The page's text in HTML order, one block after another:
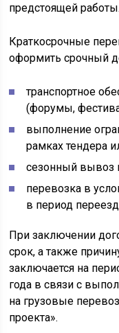
предстоящей работы.
Краткосрочные
оформить срочный
транспортное
(форумы,
выполнение
рамках тендера
сезонный вывоз
перевозка в
в период
При заключении
срок, а также
заключается на
года в связи с
на грузовые
проекта».